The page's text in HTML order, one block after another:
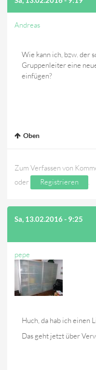
Andreas
Wie kann ich, bzw. der
Gruppenleiter eine
einfügen?
Oben
Zum Verfassen von
oder
Registrieren .
Sa, 13.02.2016 - 9:25
pepe
Huch, da hab ich einen
Das geht jetzt über